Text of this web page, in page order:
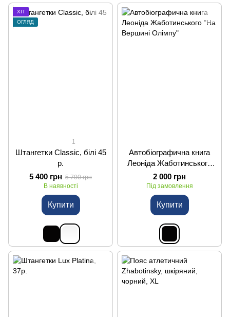
ХІТ
ОГЛЯД
1
Штангетки Classic, білі 45
р.
5 400 грн 5 700 грн
В наявності
Купити
Автобіографична книга
Леоніда Жаботинського
"На Вершині Олімпу"
2 000 грн
Під замовлення
Купити